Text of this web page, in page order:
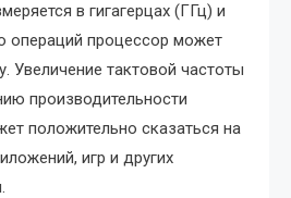
в гигагерцах (ГГц) и
операций процессор может
Увеличение тактовой частоты
производительности
положительно сказаться на
игр и других